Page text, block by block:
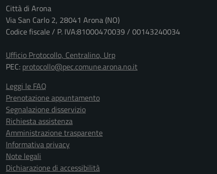
Città di Arona
Via San Carlo 2, 28041 Arona (NO)
Codice fiscale / P. IVA:81000470039 / 00143240034
Ufficio Protocollo, Centralino, Urp
PEC: protocollo@pec.comune.arona.no.it
Leggi le FAQ
Prenotazione appuntamento
Segnalazione disservizio
Richiesta assistenza
Amministrazione trasparente
Informativa privacy
Note legali
Dichiarazione di accessibilità